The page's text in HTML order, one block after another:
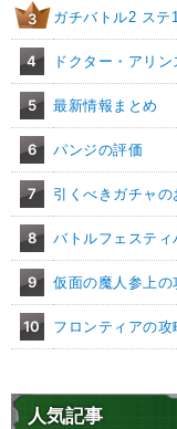
3 ガチバトル2 ステ
4 ドクター・アリン
5 最新情報まとめ
6 パンジの評価
7 引くべきガチャの
8 バトルフェスティ
9 仮面の魔人参上の
10 フロンティアの攻
人気記事